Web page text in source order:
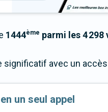
1444ème parmi les 4 298
avec un
un seul appel